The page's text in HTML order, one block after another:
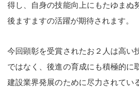
得し、自身の技能向上にもたゆまぬ
後ますますの活躍が期待されます。
今回顕彰を受賞されたお２人は高い
ではなく、後進の育成にも積極的に
建設業界発展のために尽力されてい